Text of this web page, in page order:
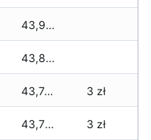
43,910 zł
43,810 zł
43,740 zł 3 zł
43,720 zł 3 zł